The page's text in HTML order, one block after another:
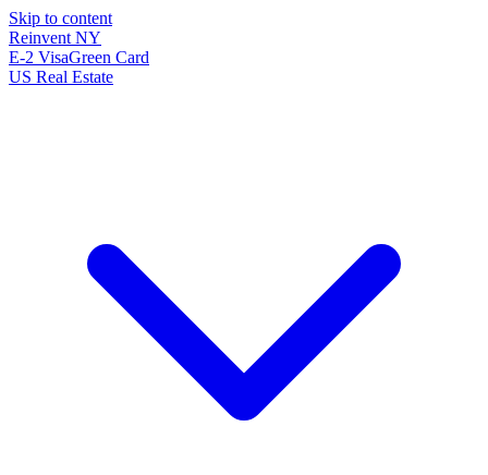
Skip to content
Reinvent NY
E-2 VisaGreen Card
US Real Estate